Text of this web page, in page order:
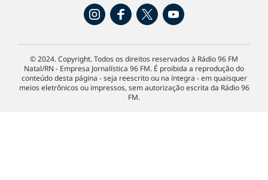
© 2024. Copyright. Todos os direitos reservados à Rádio 96 FM
Natal/RN - Empresa Jornalística 96 FM. É proibida a reprodução do
conteúdo desta página - seja reescrito ou na íntegra - em quaisquer
meios eletrônicos ou impressos, sem autorização escrita da Rádio 96
FM.